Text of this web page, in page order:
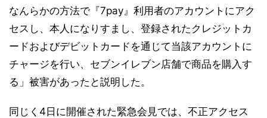
なんらかの方法で『7pay』利用者のアカウントにアク
セスし、本人になりすまし、登録されたクレジットカ
ードおよびデビットカードを通じて当該アカウントに
チャージを行い、セブンイレブン店舗で商品を購入す
る」被害があったと説明した。
同じく4日に開催された緊急会見では、不正アクセス